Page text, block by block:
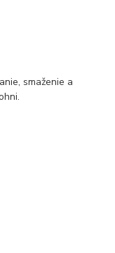
smaženie a